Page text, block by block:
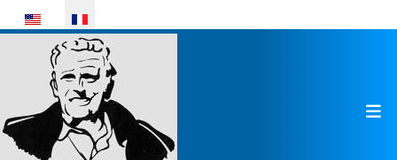
Sélectionnez votre langue